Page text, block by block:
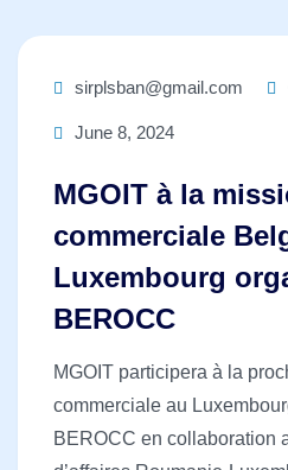
sirplsban@gmail.com
June 8, 2024
MGOIT à la
commerciale
Luxembourg
BEROCC
MGOIT participera à la
commerciale au
BEROCC en collaboration